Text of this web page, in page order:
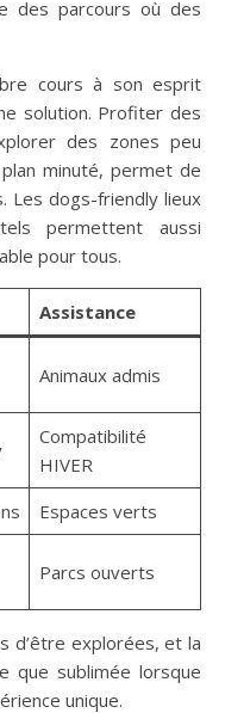
des parcours où des
cours à son esprit
solution. Profiter des
des zones peu
minuté, permet de
Les dogs-friendly lieux
permettent aussi
pour tous.
Assistance
Animaux admis
Compatibilité
HIVER
Espaces verts
Parcs ouverts
d’être explorées, et la
que sublimée lorsque
unique.